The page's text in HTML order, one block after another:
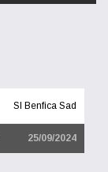
Sl Benfica Sad
25/09/2024